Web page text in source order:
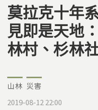
您在這裡
莫拉克十年
見即是天地
林村、杉林
山林 災害
2019-08-12 22:00